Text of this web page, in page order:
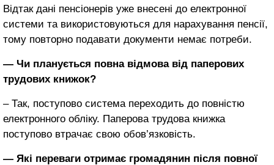
Відтак дані пенсіонерів уже внесені до електронної
системи та використовуються для нарахування пенсії,
тому повторно подавати документи немає потреби.
— Чи планується повна відмова від паперових
трудових книжок?
– Так, поступово система переходить до повністю
електронного обліку. Паперова трудова книжка
поступово втрачає свою обов’язковість.
— Які переваги отримає громадянин після повної